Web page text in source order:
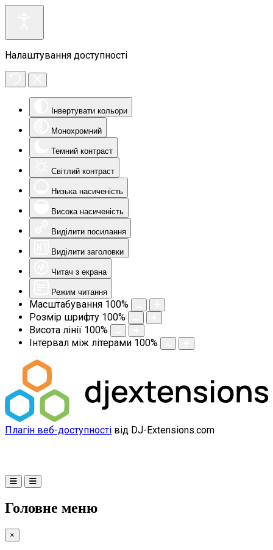
Налаштування доступності
Інвертувати кольори
Монохромний
Темний контраст
Світлий контраст
Низька насиченість
Висока насиченість
Виділити посилання
Виділити заголовки
Читач з екрана
Режим читання
Масштабування 100%
Розмір шрифту 100%
Висота лінії 100%
Інтервал між літерами 100%
Плагін веб-доступності від DJ-Extensions.com
Головне меню
×